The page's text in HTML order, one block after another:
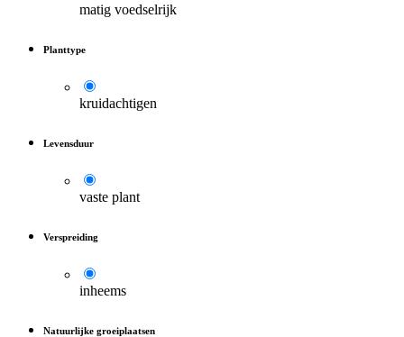
matig voedselrijk
Planttype
kruidachtigen
Levensduur
vaste plant
Verspreiding
inheems
Natuurlijke groeiplaatsen